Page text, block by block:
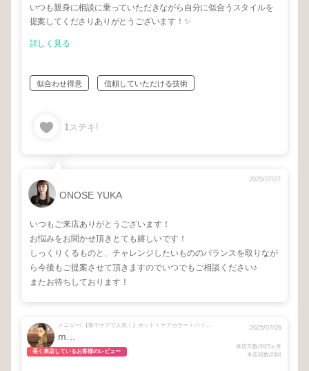
いつも親身に相談に乗っていただきながら自分に似合うスタイルを
提案してくださりありがとうございます！✨
詳しく見る
似合わせ得意 信頼していただける技術
1ステキ!
ONOSE YUKA
2025/07/27
いつもご来店ありがとうございます！
お悩みをお聞かせ頂きとても嬉しいです！
しっくりくるものと、チャレンジしたいもののバランスを取りなが
ら今後もご提案させて頂きますのでいつでもご相談ください♪
またお待ちしております！
メニュー/ 【集中ケアで人気！】カット + ケアカラー + バイカルテ再生トリートメント + 【お悩み中の方☺︎】相談メニュー
m...
長く来店しているお客様のレビュー
2025/07/26
来店年数/3年5ヶ月
来店回数/23回